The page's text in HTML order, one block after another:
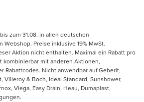
zum 31.08. in allen deutschen
Preise inklusive 19% MwSt.
Aktion nicht enthalten. Maximal ein Rabatt pro
kombinierbar mit anderen Aktionen,
Rabattcodes. Nicht anwendbar auf Geberit,
Villeroy & Boch, Ideal Standard, Sunshower,
Viega, Easy Drain, Heau, Dumaplast,